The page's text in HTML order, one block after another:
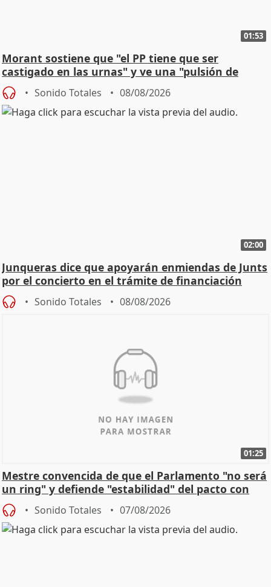
01:53
Morant sostiene que "el PP tiene que ser
castigado en las urnas" y ve una "pulsión de
cambio"
Sonido Totales 08/08/2026
02:00
Junqueras dice que apoyarán enmiendas de Junts
por el concierto en el trámite de financiación
Sonido Totales 08/08/2026
01:25
Mestre convencida de que el Parlamento "no será
un ring" y defiende "estabilidad" del pacto con
Vox
Sonido Totales 07/08/2026